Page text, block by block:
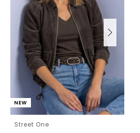
NEW
Street One